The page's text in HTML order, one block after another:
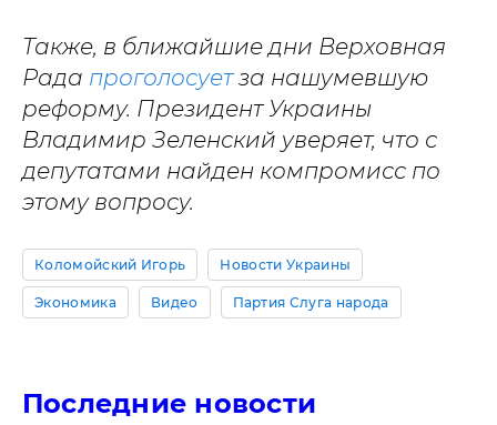
Также, в ближайшие дни Верховная
Рада проголосуетза нашумевшую
реформу. Президент Украины
Владимир Зеленский уверяет, что с
депутатами найден компромисс по
этому вопросу.
Коломойский Игорь Новости Украины
Экономика Видео Партия Слуга народа
Последние новости